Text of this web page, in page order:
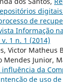
de
Informação
1 n. 1 (2014)
Victor Matheus
Mendes Junior,
influência da
de uso